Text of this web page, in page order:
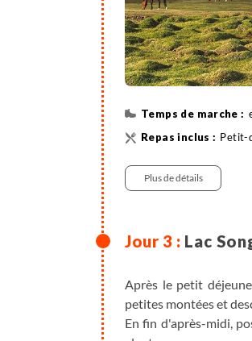
Petit-
Plus de détails
Lac
Après le petit
petites montées et
En fin d'après-midi,